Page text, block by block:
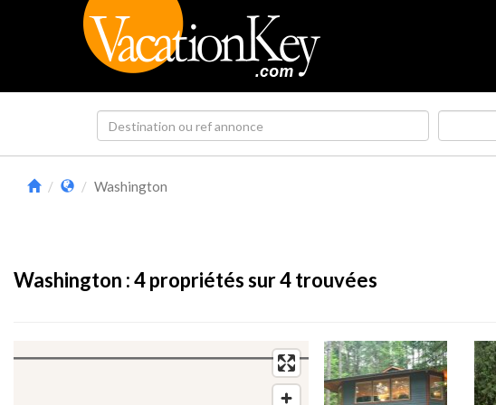
Washington
Washington :4propriétés sur 4 trouvées